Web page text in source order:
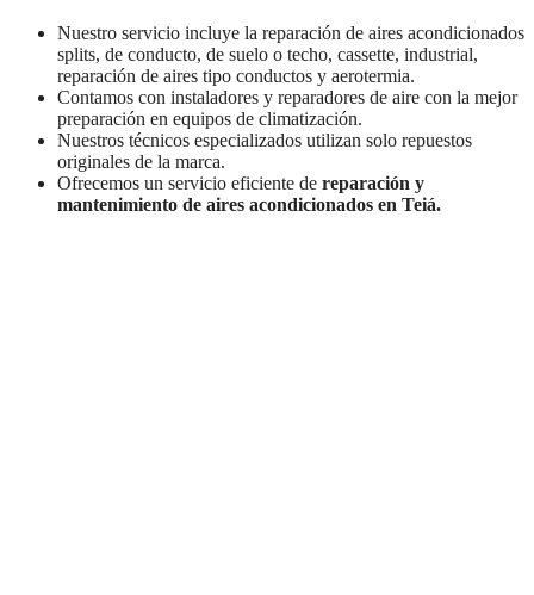
Nuestro servicio incluye la reparación de aires acondicionados
splits, de conducto, de suelo o techo, cassette, industrial,
reparación de aires tipo conductos y aerotermia.
Contamos con instaladores y reparadores de aire con la mejor
preparación en equipos de climatización.
Nuestros técnicos especializados utilizan solo repuestos
originales de la marca.
Ofrecemos un servicio eficiente de reparación y
mantenimiento de aires acondicionados en Teiá.